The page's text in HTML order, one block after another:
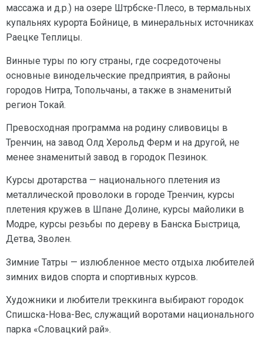
массажа и д.р.) на озере Штрбске-Плесо, в термальных
купальнях курорта Бойнице, в минеральных источниках
Раецке Теплицы.
Винные туры по югу страны, где сосредоточены
основные винодельческие предприятия, в районы
городов Нитра, Топольчаны, а также в знаменитый
регион Токай.
Превосходная программа на родину сливовицы в
Тренчин, на завод Олд Херольд Ферм и на другой, не
менее знаменитый завод в городок Пезинок.
Курсы дротарства — национального плетения из
металлической проволоки в городе Тренчин, курсы
плетения кружев в Шпане Долине, курсы майолики в
Модре, курсы резьбы по дереву в Банска Быстрица,
Детва, Зволен.
Зимние Татры — излюбленное место отдыха любителей
зимних видов спорта и спортивных курсов.
Художники и любители треккинга выбирают городок
Спишска-Нова-Вес, служащий воротами национального
парка «Словацкий рай».